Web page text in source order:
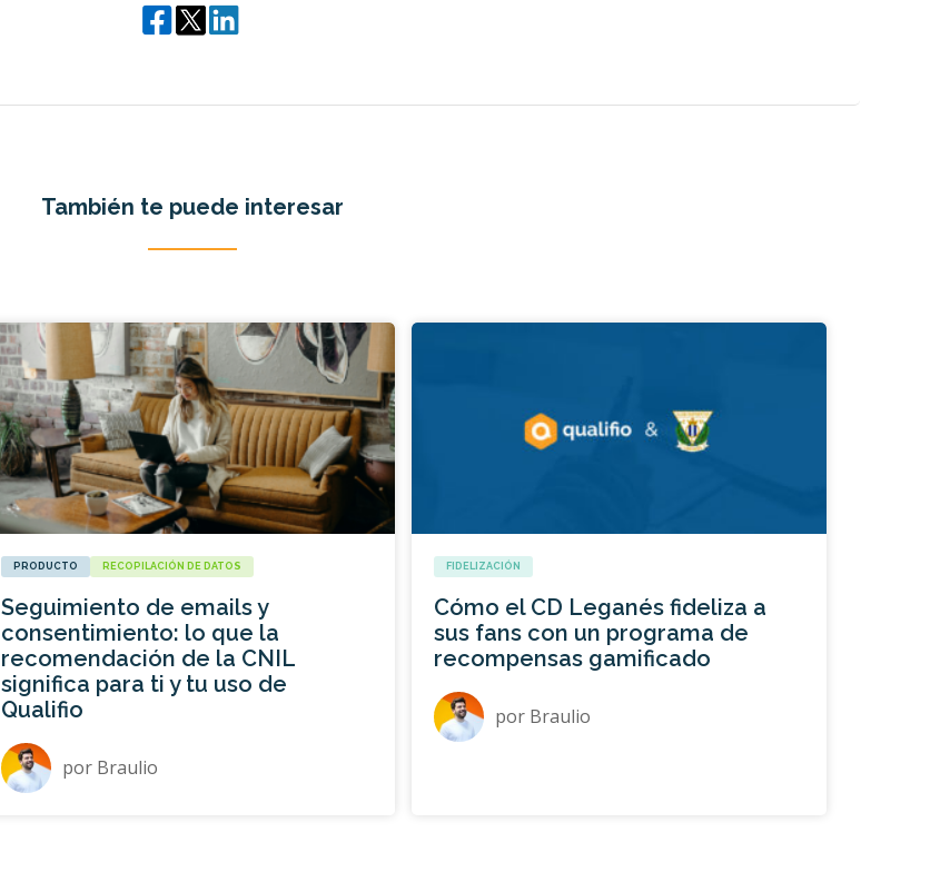
También te puede interesar
PRODUCTO RECOPILACIÓN DE DATOS
Seguimiento de emails y
consentimiento: lo que la
recomendación de la CNIL
significa para ti y tu uso de
Qualifio
por Braulio
FIDELIZACIÓN
Cómo el CD Leganés fideliza a
sus fans con un programa de
recompensas gamificado
por Braulio